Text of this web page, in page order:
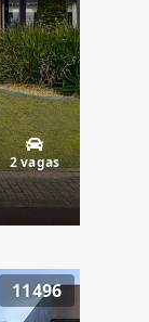
2 vagas
11496